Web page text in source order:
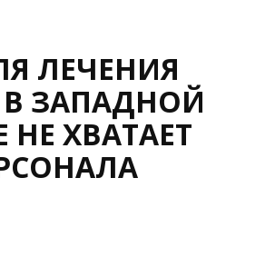
ЛЕЧЕНИЯ
ЗАПАДНОЙ
НЕ ХВАТАЕТ